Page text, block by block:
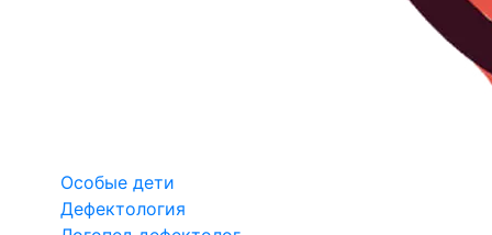
Особые дети
Дефектология